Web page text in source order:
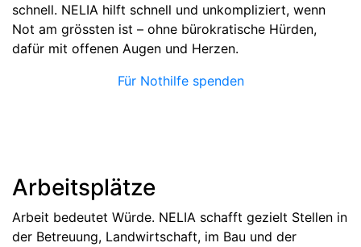
schnell. NELIA hilft schnell und unkompliziert, wenn
Not am grössten ist – ohne bürokratische Hürden,
dafür mit offenen Augen und Herzen.
Für Nothilfe spenden
Arbeitsplätze
Arbeit bedeutet Würde. NELIA schafft gezielt Stellen in
der Betreuung, Landwirtschaft, im Bau und der